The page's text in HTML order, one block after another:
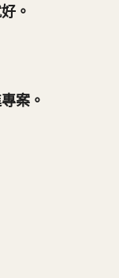
。
案。